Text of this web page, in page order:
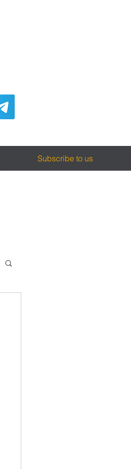
Subscribe to us